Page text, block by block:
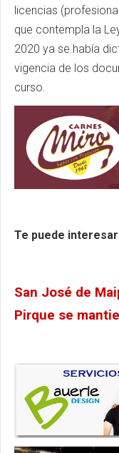
licencias
que contempla la
2020 ya se había
vigencia de los
curso.
Te puede
San José de
Pirque se